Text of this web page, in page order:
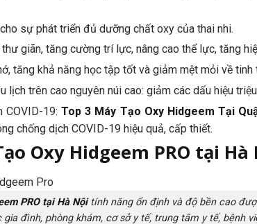
sự phát triển đủ dưỡng chất oxy của thai nhi.
giãn, tăng cường trí lực, nâng cao thể lực, tăng
tăng khả năng học tập tốt và giảm mệt mỏi về tinh
lịch trên cao nguyên núi cao: giảm các dấu hiệu
COVID-19:Top 3 Máy Tạo Oxy Hidgeem Tại
chống dịch COVID-19 hiệu quả, cấp thiết.
Oxy Hidgeem PRO tại Hà
PRO tại Hà Nộitính năng ổn định và độ bền cao
đình, phòng khám, cơ sở y tế, trung tâm y tế, bệnh